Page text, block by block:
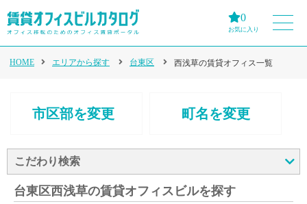
0
お気に入り
HOME エリアから探す 台東区 西浅草の賃貸オフィス一覧
市区部を変更 町名を変更
こだわり検索
台東区西浅草の賃貸オフィスビルを探す